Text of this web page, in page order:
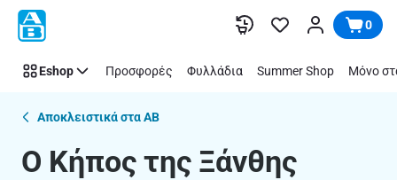
Παράλειψη
Κήπος
Ξάνθης
0
Eshop Προσφορές Φυλλάδια Summer Shop Μόνο
Αποκλειστικά στα ΑΒ
Ο Κήπος της Ξάνθης